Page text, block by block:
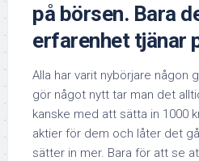
på börsen. Bara
erfarenhet tjänar
Alla har varit nybörjare någon
gör något nytt tar man det
kanske med att sätta in 1000
aktier för dem och låter det
sätter in mer. Bara för att se